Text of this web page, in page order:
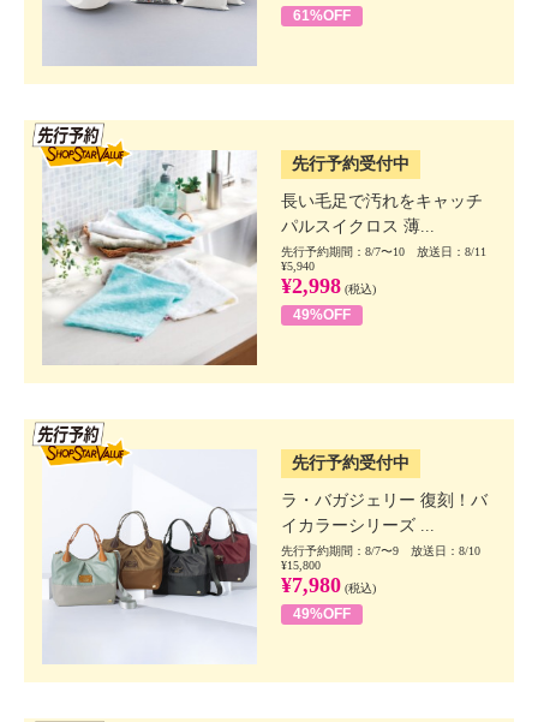
61%OFF
先行予約受付中
長い毛足で汚れをキャッチ
パルスイクロス 薄...
先行予約期間：8/7〜10 放送日：8/11
¥5,940
¥2,998 (税込)
49%OFF
先行予約受付中
ラ・バガジェリー 復刻！バ
イカラーシリーズ ...
先行予約期間：8/7〜9 放送日：8/10
¥15,800
¥7,980 (税込)
49%OFF